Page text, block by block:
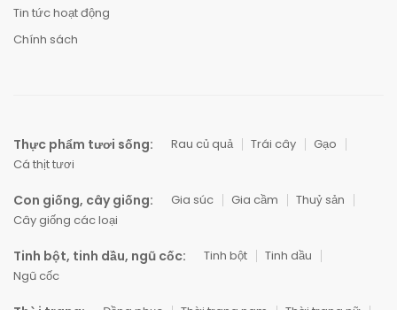
Tin tức hoạt động
Chính sách
Thực phẩm tươi sống: Rau củ quả Trái cây
Gạo
Cá thịt tươi
Con giống, cây giống: Gia súc Gia cầm
Thuỷ sản
Cây giống các loại
Tinh bột, tinh dầu, ngũ cốc: Tinh bột
Tinh dầu
Ngũ cốc